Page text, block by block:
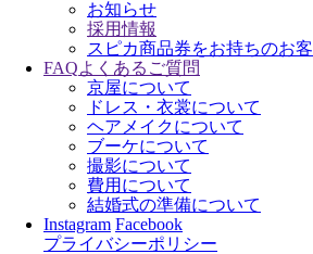
お知らせ
採用情報
スピカ商品券をお持ちのお
FAQよくあるご質問
京屋について
ドレス・衣裳について
ヘアメイクについて
ブーケについて
撮影について
費用について
結婚式の準備について
Instagram Facebook
プライバシーポリシー